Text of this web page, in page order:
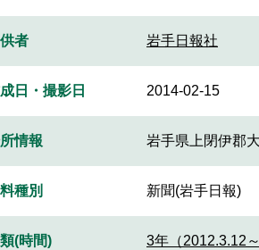
者 岩手日報社
日・撮影日 2014-02-15
情報 岩手県上閉伊郡
種別 新聞(岩手日報)
(時間) 3年（2012.3.12